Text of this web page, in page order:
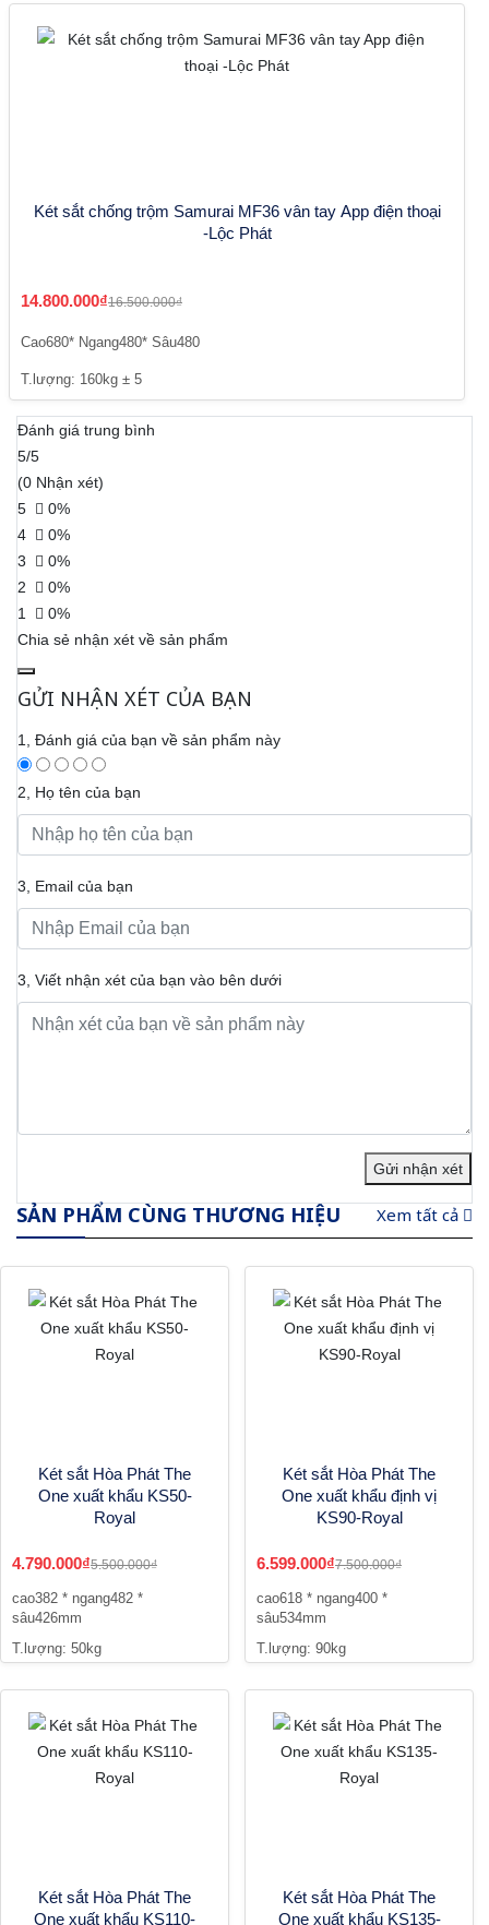
Két sắt chống trộm Samurai MF36 vân tay App điện thoại
-Lộc Phát
14.800.000₫16.500.000₫
Cao680* Ngang480* Sâu480
T.lượng: 160kg ± 5
Đánh giá trung bình
5/5
(0 Nhận xét)
5
0%
4
0%
3
0%
2
0%
1
0%
Chia sẻ nhận xét về sản phẩm
GỬI NHẬN XÉT CỦA BẠN
1, Đánh giá của bạn về sản phẩm này
2, Họ tên của bạn
3, Email của bạn
3, Viết nhận xét của bạn vào bên dưới
Gửi nhận xét
SẢN PHẨM CÙNG THƯƠNG HIỆU Xem tất cả
Két sắt Hòa Phát The
One xuất khẩu KS50-
Royal
4.790.000₫5.500.000₫
cao382 * ngang482 *
sâu426mm
T.lượng: 50kg
Két sắt Hòa Phát The
One xuất khẩu định vị
KS90-Royal
6.599.000₫7.500.000₫
cao618 * ngang400 *
sâu534mm
T.lượng: 90kg
Két sắt Hòa Phát The
One xuất khẩu KS110-
Két sắt Hòa Phát The
One xuất khẩu KS135-